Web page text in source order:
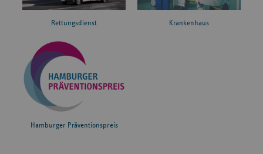
Rettungsdienst Krankenhaus
Hamburger Präventionspreis